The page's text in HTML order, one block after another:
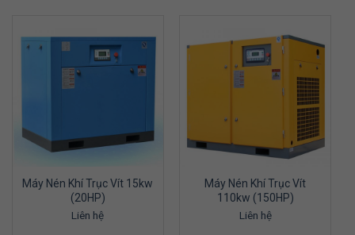
Máy Nén Khí Trục Vít 15kw
(20HP)
Liên hệ
Máy Nén Khí Trục Vít
110kw (150HP)
Liên hệ